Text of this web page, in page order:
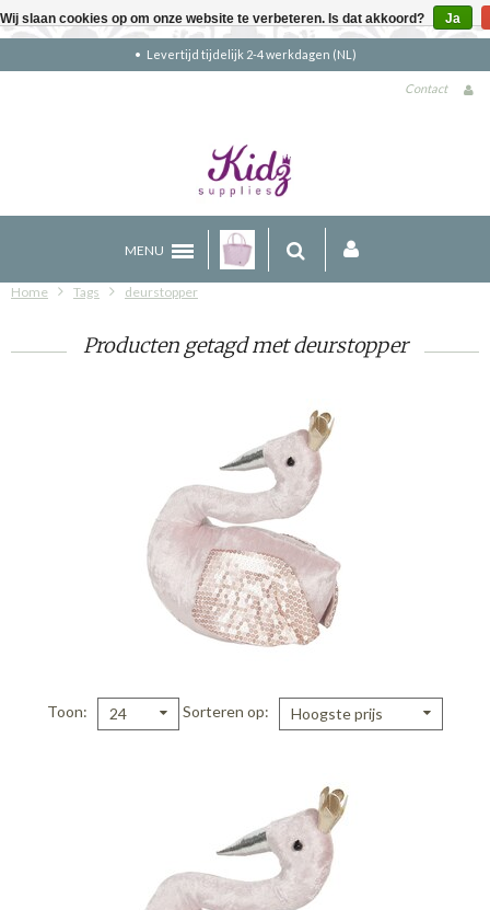
tijdelijk 2-4 werkdagen (NL)
Contact
MENU
Home Tags deurstopper
Producten getagd met deurstopper
Toon 24 Sorteren op Hoogste prijs
Wij slaan cookies op om onze website te verbeteren. Is dat akkoord? Ja